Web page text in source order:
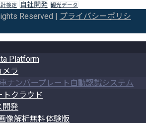
検定 自社開発 観光データ
Reserved |
プライバシーポリシ
Platform
メラ
ナンバープレート自動認識システム
トクラウド
開発
像解析無料体験版